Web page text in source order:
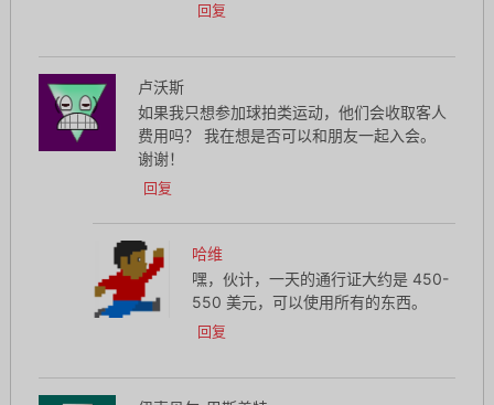
回复
卢沃斯
如果我只想参加球拍类运动，他们会收取客人
费用吗？ 我在想是否可以和朋友一起入会。
谢谢！
回复
哈维
嘿，伙计，一天的通行证大约是 450-
550 美元，可以使用所有的东西。
回复